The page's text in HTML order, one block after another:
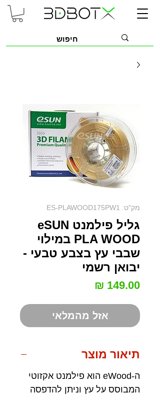
מק"ט: ES-PLAWOOD175PW1
גליל פילמנט eSUN
PLA WOOD במילוי
שבבי עץ בצבע טבעי -
יבואן רשמי
אזל מהמלאי
תיאור מוצר
ה-eWood הוא פילמנט אקזוטי
המבוסס על עץ וניתן להדפסה